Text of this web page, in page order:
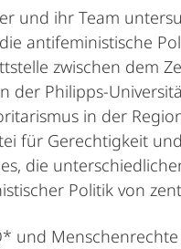
und ihr Team
die antifeministische
zwischen dem
der Philipps-
in der
für Gerechtigkeit
die
Politik von
und